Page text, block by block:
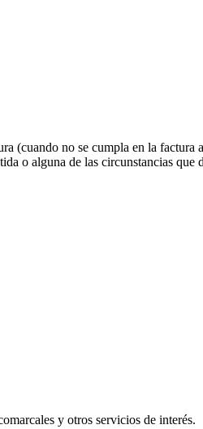
(cuando no se cumpla en la
o alguna de las circunstancias
y otros servicios de interés.